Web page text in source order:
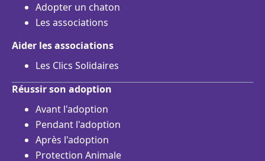
Adopter un chaton
Les associations
Aider les associations
Les Clics Solidaires
Réussir son adoption
Avant l'adoption
Pendant l'adoption
Après l'adoption
Protection Animale